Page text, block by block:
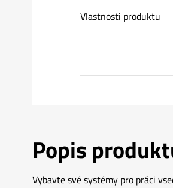
Vlastnosti produktu
Popis
Vybavte své systémy pro práci